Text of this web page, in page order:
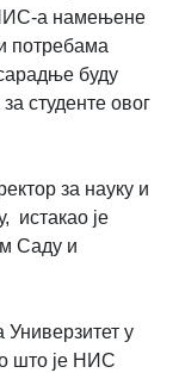
а намењене
потребама
буду
студенте овог
за науку и
истакао је
Саду и
Универзитет у
што је НИС